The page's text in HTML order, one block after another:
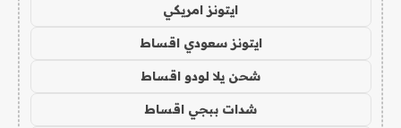
ايتونز امريكي
ايتونز سعودي اقساط
شحن يلا لودو اقساط
شدات ببجي اقساط